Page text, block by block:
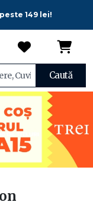
149 lei!
Caută